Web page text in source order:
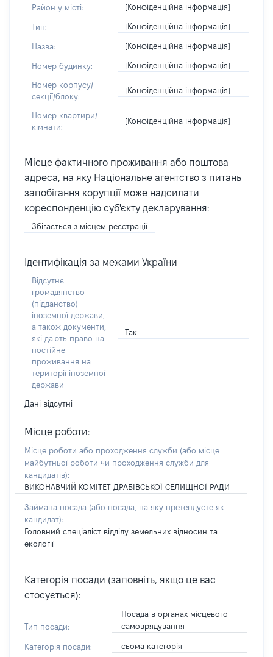
Район у місті: [Конфіденційна інформація]
Тип: [Конфіденційна інформація]
Назва: [Конфіденційна інформація]
Номер будинку: [Конфіденційна інформація]
Номер корпусу/
секції/блоку:
[Конфіденційна інформація]
Номер квартири/
кімнати:
[Конфіденційна інформація]
Місце фактичного проживання або поштова
адреса, на яку Національне агентство з питань
запобігання корупції може надсилати
кореспонденцію суб'єкту декларування:
Збігається з місцем реєстрації
Ідентифікація за межами України
Відсутнє
громадянство
(підданство)
іноземної держави,
а також документи,
які дають право на
постійне
проживання на
території іноземної
держави
Так
Дані відсутні
Місце роботи:
Місце роботи або проходження служби (або місце
майбутньої роботи чи проходження служби для
кандидатів):
ВИКОНАВЧИЙ КОМІТЕТ ДРАБІВСЬКОЇ СЕЛИЩНОЇ РАДИ
Займана посада (або посада, на яку претендуєте як
кандидат):
Головний спеціаліст відділу земельних відносин та
екології
Категорія посади (заповніть, якщо це вас
стосується):
Тип посади:
Посада в органах місцевого
самоврядування
Категорія посади: сьома категорія